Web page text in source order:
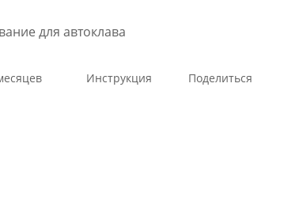
для автоклава
Инструкция Поделиться